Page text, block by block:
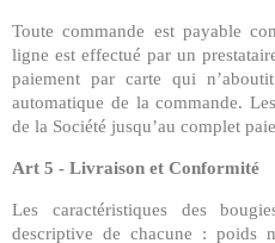
Toute commande est payable
ligne est effectué par un
paiement par carte qui
automatique de la commande.
de la Société jusqu’au complet
Art 5 - Livraison et Conformité
Les caractéristiques des
descriptive de chacune : poids